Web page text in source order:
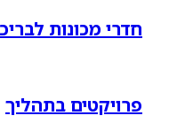
חדרי מכונות
פרויקטים בתהליך